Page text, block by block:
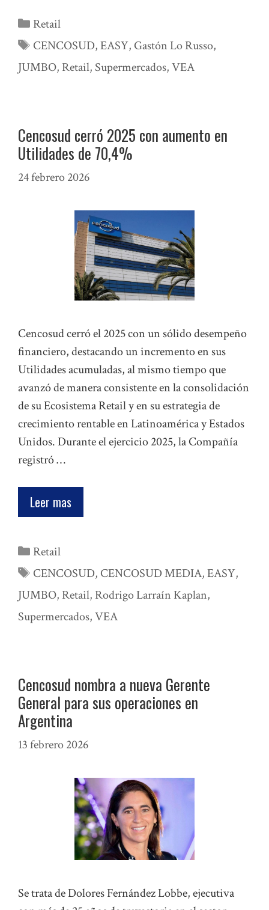
Categorías
Retail
Etiquetas
CENCOSUD,EASY, Gastón Lo Russo,
JUMBO, Retail, Supermercados,VEA
Cencosud cerró 2025 con aumento en
Utilidades de 70,4%
24 febrero 2026
Cencosud cerró el 2025 con un sólido desempeño
financiero, destacando un incremento en sus
Utilidades acumuladas, al mismo tiempo que
avanzó de manera consistente en la consolidación
de su Ecosistema Retail y en su estrategia de
crecimiento rentable en Latinoamérica y Estados
Unidos. Durante el ejercicio 2025, la Compañía
registró …
Leer mas
Categorías
Retail
Etiquetas
CENCOSUD, CENCOSUD MEDIA,EASY,
JUMBO, Retail, Rodrigo Larraín Kaplan,
Supermercados,VEA
Cencosud nombra a nueva Gerente
General para sus operaciones en
Argentina
13 febrero 2026
Se trata de Dolores Fernández Lobbe, ejecutiva